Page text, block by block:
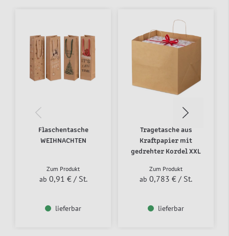
Flaschentasche
WEIHNACHTEN
Zum Produkt
ab 0,91 € / St.
lieferbar
Tragetasche aus
Kraftpapier mit
gedrehter Kordel XXL
Zum Produkt
ab 0,783 € / St.
lieferbar